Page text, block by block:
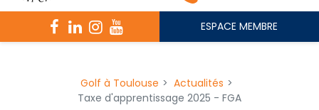
ESPACE MEMBRE
Golf à Toulouse
Actualités
Taxe d'apprentissage 2025 - FGA